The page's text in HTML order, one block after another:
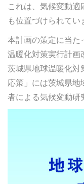
これは、気候変動
も位置づけられてい
本計画の策定に当た
温暖化対策実行計画
茨城県地球温暖化対
応策」には茨城県
者による気候変動研